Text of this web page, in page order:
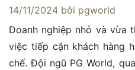
14/11/2024 bởi pgworld
Doanh nghiệp nhỏ và vừa
việc tiếp cận khách hàng
chế. Đội ngũ PG World,